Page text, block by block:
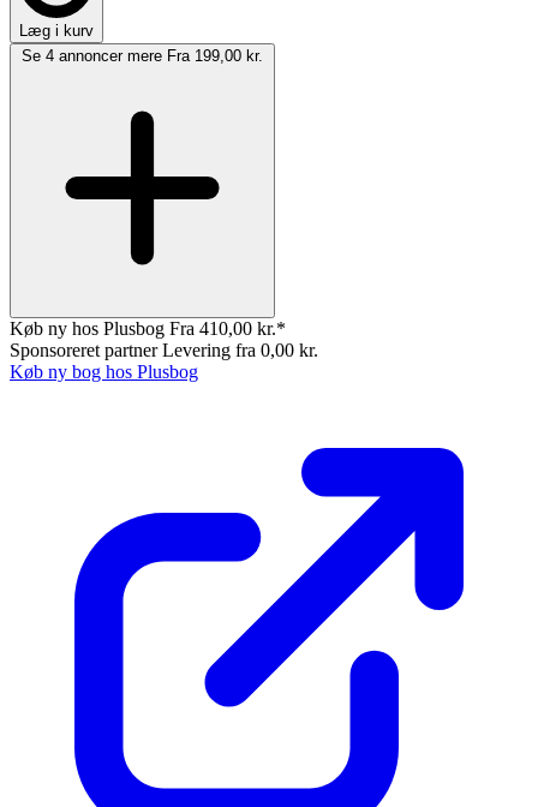
Læg i kurv
Se 4 annoncer mere Fra 199,00 kr.
Køb ny hos Plusbog Fra 410,00 kr.*
Sponsoreret partnerLevering fra 0,00 kr.
Køb ny bog hos Plusbog